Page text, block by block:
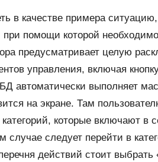
в качестве примера
при помощи которой
предусматривает целую
управления, включая
автоматически выполняет
на экране. Там
которые включают в
случае следует перейти в
действий стоит